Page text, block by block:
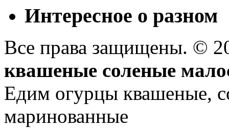
Интересное о разном
Все права защищены. ©
квашеные соленые
Едим огурцы квашеные,
маринованные